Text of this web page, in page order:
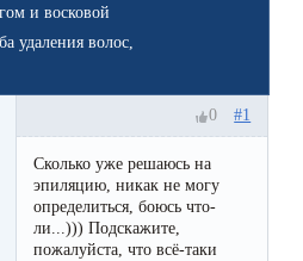
и восковой
удаления волос,
#1
0
Сколько уже решаюсь на
эпиляцию, никак не могу
определиться, боюсь что-
ли...))) Подскажите,
пожалуйста, что всё-таки